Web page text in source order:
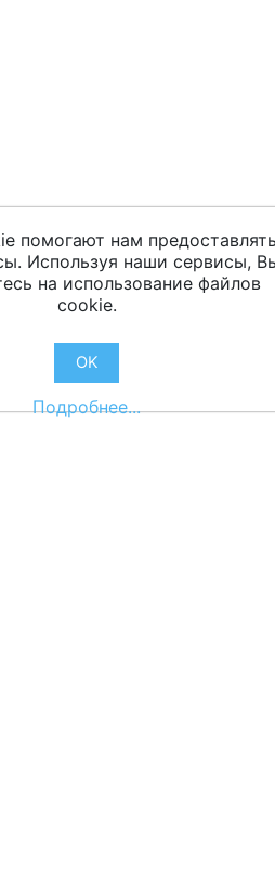
помогают нам
Используя наши сервисы,
на использование файлов
cookie.
OK
Подробнее...